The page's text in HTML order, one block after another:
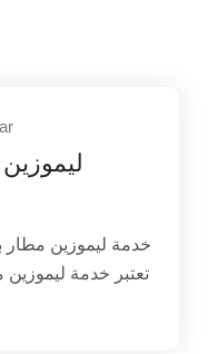
تعتبر خدمة